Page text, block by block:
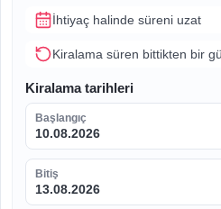
İhtiyaç halinde süreni uzat
Kiralama süren bittikten bir
Kiralama tarihleri
Başlangıç
10.08.2026
Bitiş
13.08.2026